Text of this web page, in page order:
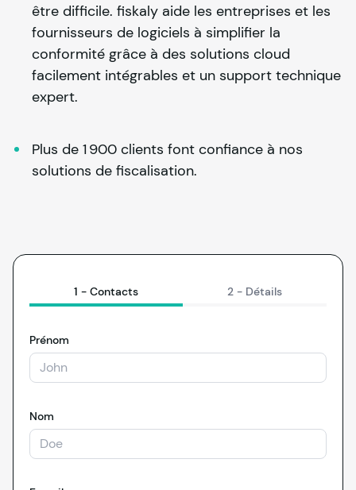
être difficile. fiskaly aide les entreprises et les
fournisseurs de logiciels à simplifier la
conformité grâce à des solutions cloud
facilement intégrables et un support technique
expert.
Plus de 1 900 clients font confiance à nos
solutions de fiscalisation.
1 - Contacts 2 - Détails
Prénom
Nom